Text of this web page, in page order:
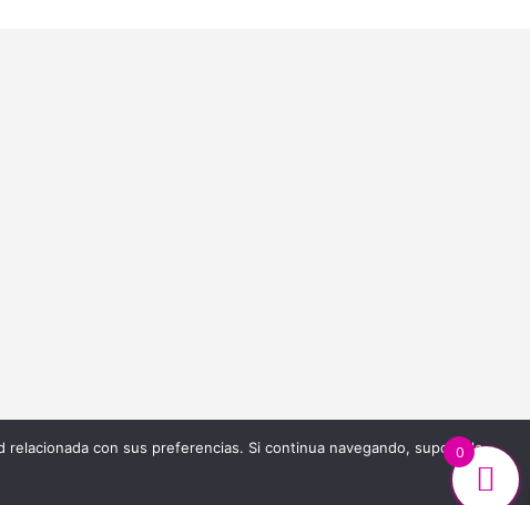
0
con sus preferencias. Si continua navegando, supone la